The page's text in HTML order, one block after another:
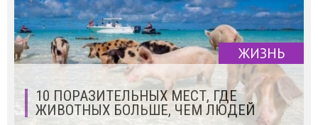
ЖИЗНЬ
10 ПОРАЗИТЕЛЬНЫХ МЕСТ, ГДЕ
ЖИВОТНЫХ БОЛЬШЕ, ЧЕМ ЛЮДЕЙ